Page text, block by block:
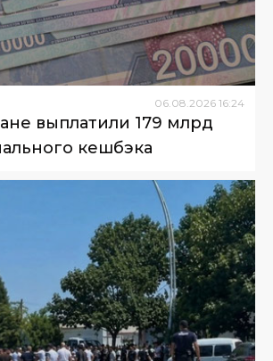
06.08.2026 16:24
выплатили 179 млрд
кешбэка